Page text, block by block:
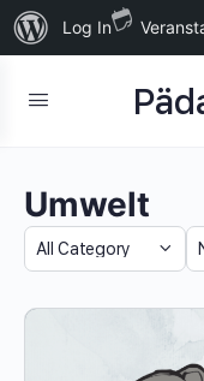
Über
WordPress
Log In
Umwelt
Category